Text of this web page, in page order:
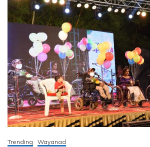
Trending Wayanad